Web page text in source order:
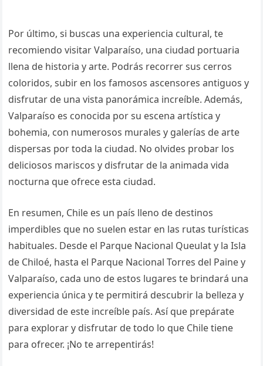
Por último, si buscas una experiencia cultural, te
recomiendo visitar Valparaíso, una ciudad portuaria
llena de historia y arte. Podrás recorrer sus cerros
coloridos, subir en los famosos ascensores antiguos y
disfrutar de una vista panorámica increíble. Además,
Valparaíso es conocida por su escena artística y
bohemia, con numerosos murales y galerías de arte
dispersas por toda la ciudad. No olvides probar los
deliciosos mariscos y disfrutar de la animada vida
nocturna que ofrece esta ciudad.
En resumen, Chile es un país lleno de destinos
imperdibles que no suelen estar en las rutas turísticas
habituales. Desde el Parque Nacional Queulat y la Isla
de Chiloé, hasta el Parque Nacional Torres del Paine y
Valparaíso, cada uno de estos lugares te brindará una
experiencia única y te permitirá descubrir la belleza y
diversidad de este increíble país. Así que prepárate
para explorar y disfrutar de todo lo que Chile tiene
para ofrecer. ¡No te arrepentirás!